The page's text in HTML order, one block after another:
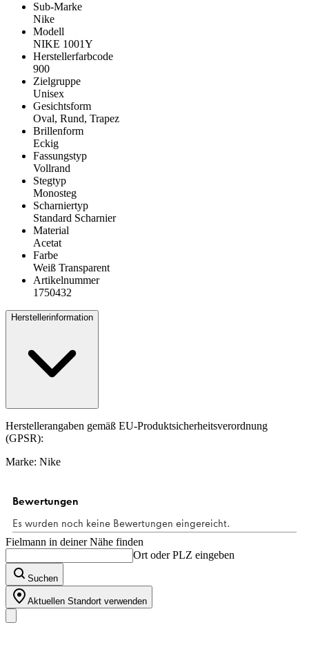
Sub-Marke
Nike
Modell
NIKE 1001Y
Herstellerfarbcode
900
Zielgruppe
Unisex
Gesichtsform
Oval, Rund, Trapez
Brillenform
Eckig
Fassungstyp
Vollrand
Stegtyp
Monosteg
Scharniertyp
Standard Scharnier
Material
Acetat
Farbe
Weiß Transparent
Artikelnummer
1750432
Herstellerinformation
Herstellerangaben gemäß EU-Produktsicherheitsverordnung
(GPSR):
Marke: Nike
Fielmann in deiner Nähe finden
Ort oder PLZ eingeben
Suchen
Aktuellen Standort verwenden